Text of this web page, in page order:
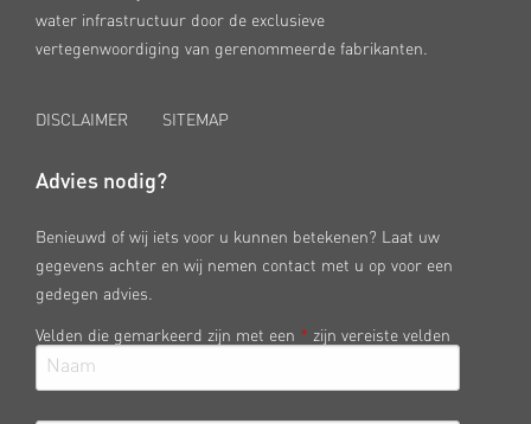
water infrastructuur door de exclusieve
vertegenwoordiging van gerenommeerde fabrikanten.
DISCLAIMER SITEMAP
Advies nodig?
Benieuwd of wij iets voor u kunnen betekenen? Laat uw
gegevens achter en wij nemen contact met u op voor een
gedegen advies.
Velden die gemarkeerd zijn met een * zijn vereiste velden